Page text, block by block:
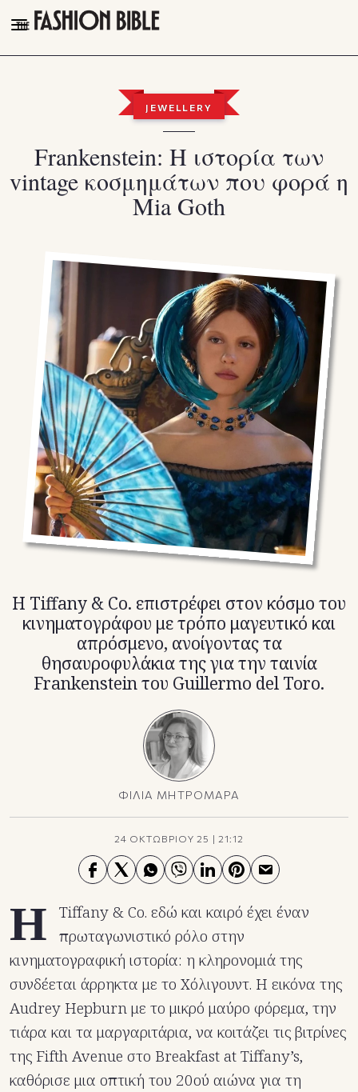
THE FASHION BIBLE
TALK OF THE TOWN
PLEASURES
Facebook
Instagram
Youtube
TikTok
X(Twitter)
JEWELLERY
Frankenstein: Η ιστορία των
vintage κοσμημάτων που φορά η
Mia Goth
Η Tiffany & Co. επιστρέφει στον κόσμο του
κινηματογράφου με τρόπο μαγευτικό και
απρόσμενο, ανοίγοντας τα
θησαυροφυλάκια της για την ταινία
Frankenstein του Guillermo del Toro.
ΦΙΛΙΑ ΜΗΤΡΟΜΑΡΑ
24 ΟΚΤΩΒΡΙΟΥ 25 | 21:12
Η
Tiffany & Co. εδώ και καιρό έχει έναν
πρωταγωνιστικό ρόλο στην
κινηματογραφική ιστορία: η κληρονομιά της
συνδέεται άρρηκτα με το Χόλιγουντ. Η εικόνα της
Audrey Hepburn με το μικρό μαύρο φόρεμα, την
τιάρα και τα μαργαριτάρια, να κοιτάζει τις βιτρίνες
της Fifth Avenue στο Breakfast at Tiffany’s,
καθόρισε μια οπτική του 20ού αιώνα για τη